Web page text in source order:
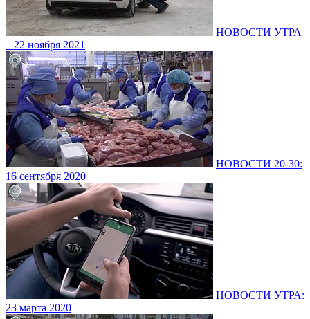
НОВОСТИ УТРА
– 22 ноября 2021
НОВОСТИ 20-30:
16 сентября 2020
НОВОСТИ УТРА:
23 марта 2020